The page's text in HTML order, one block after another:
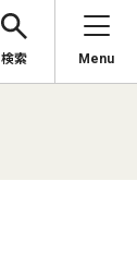
検索 Menu